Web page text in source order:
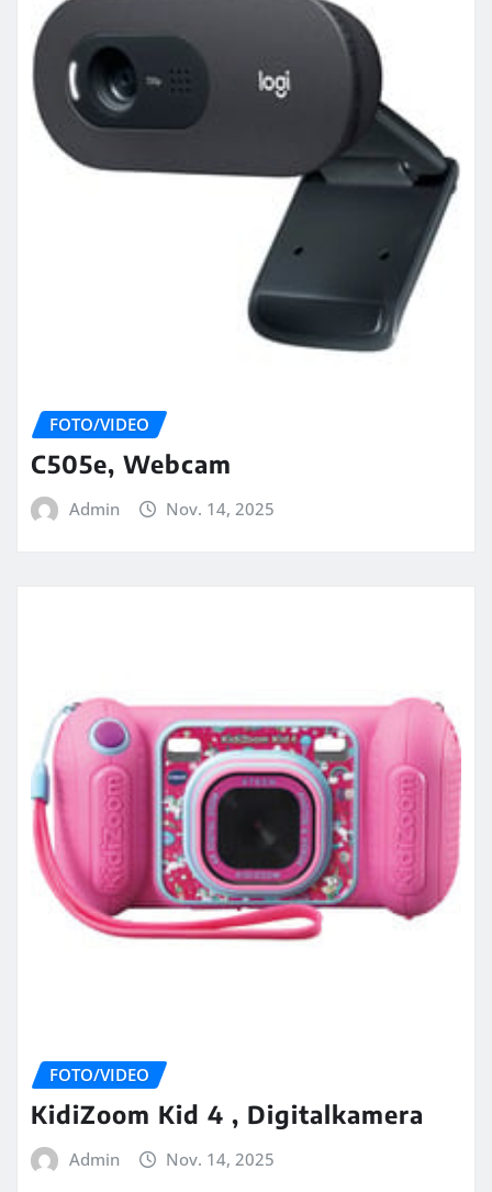
FOTO/VIDEO
C505e, Webcam
Admin Nov. 14, 2025
FOTO/VIDEO
KidiZoom Kid 4 , Digitalkamera
Admin Nov. 14, 2025